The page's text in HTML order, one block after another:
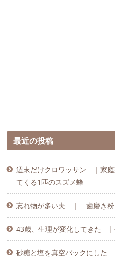
最近の投稿
週末だけクロワッサン ｜家
てくる1匹のスズメ蜂
忘れ物が多い夫 ｜ 歯磨き粉
43歳、生理が変化してきた |
砂糖と塩を真空パックにした